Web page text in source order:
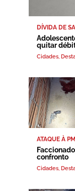
DÍVIDA DE
quitar
Cidades,
ATAQUE À PM
confronto
Cidades,